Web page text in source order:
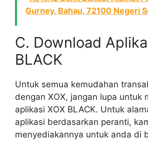
Gurney, Bahau, 72100 Negeri
C. Download
BLACK
Untuk semua kemudahan
dengan XOX, jangan lupa untuk
aplikasi XOX BLACK. Untuk
aplikasi berdasarkan peranti,
menyediakannya untuk anda di